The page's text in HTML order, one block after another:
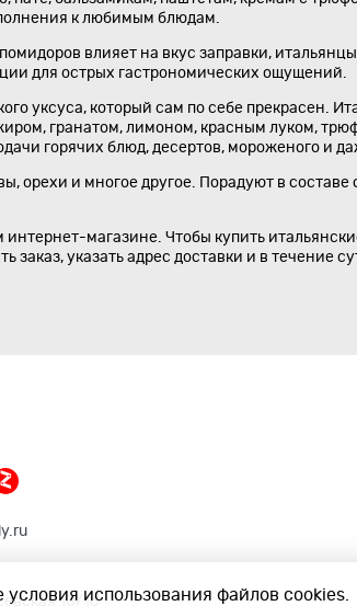
к любимым блюдам.
влияет на вкус заправки,
для острых гастрономических ощущений.
уксуса, который сам по себе прекрасен.
гранатом, лимоном, красным луком,
горячих блюд, десертов, мороженого и
орехи и многое другое. Порадуют в
магазине. Чтобы купить
указать адрес доставки и в течение
10/16использования файлов cookies.